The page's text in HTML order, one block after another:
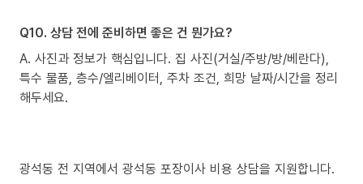
Q10. 상담 전에 준비하면 좋은 건 뭔가요?
A. 사진과 정보가 핵심입니다. 집 사진(거실/주방/방/베란다),
특수 물품, 층수/엘리베이터, 주차 조건, 희망 날짜/시간을 정리
해두세요.
광석동 전 지역에서 광석동 포장이사 비용 상담을 지원합니다.